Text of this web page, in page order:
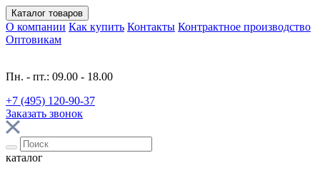
Каталог товаров
О компании Как купить Контакты Контрактное производство
Оптовикам
Пн. - пт.: 09.00 - 18.00
+7 (495) 120-90-37
Заказать звонок
каталог